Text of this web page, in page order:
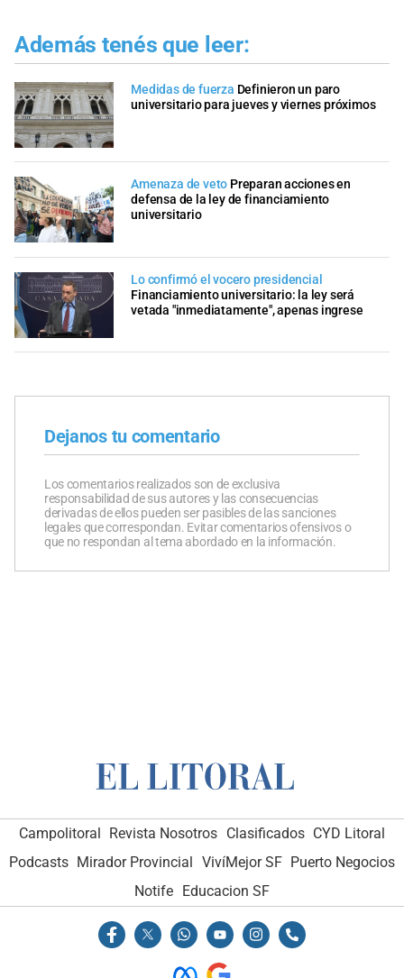
Además tenés que leer:
Medidas de fuerza Definieron un paro
universitario para jueves y viernes próximos
Amenaza de veto Preparan acciones en
defensa de la ley de financiamiento
universitario
Lo confirmó el vocero presidencial
Financiamiento universitario: la ley será
vetada "inmediatamente", apenas ingrese
Dejanos tu comentario
Los comentarios realizados son de exclusiva
responsabilidad de sus autores y las consecuencias
derivadas de ellos pueden ser pasibles de las sanciones
legales que correspondan. Evitar comentarios ofensivos o
que no respondan al tema abordado en la información.
Campolitoral Revista Nosotros Clasificados CYD Litoral
Podcasts Mirador Provincial VivíMejor SF Puerto Negocios
Notife Educacion SF